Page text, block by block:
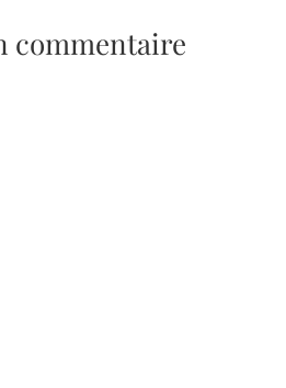
commentaire